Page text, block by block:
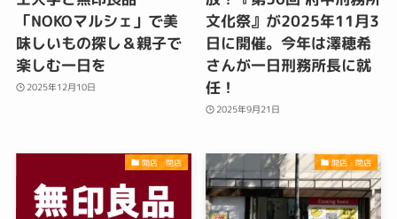
「NOKOマルシェ」で美
味しいもの探し＆親子で
楽しむ一日を
2025年12月10日
文化祭』が2025年11月3
日に開催。今年は澤穂希
さんが一日刑務所長に就
任！
2025年9月21日
開店・閉店 開店・閉店